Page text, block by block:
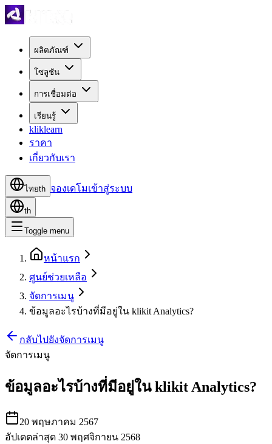
ผลิตภัณฑ์
โซลูชัน
การเชื่อมต่อ
เรียนรู้
kliklearn
ราคา
เกี่ยวกับเรา
ไทยth จองเดโมเข้าสู่ระบบ
th
Toggle menu
หน้าแรก
ศูนย์ช่วยเหลือ
จัดการเมนู
ข้อมูลอะไรบ้างที่มีอยู่ใน klikit Analytics?
กลับไปยังจัดการเมนู
จัดการเมนู
ข้อมูลอะไรบ้างที่มีอยู่ใน klikit Analytics?
20 พฤษภาคม 2567
อัปเดตล่าสุด 30 พฤศจิกายน 2568